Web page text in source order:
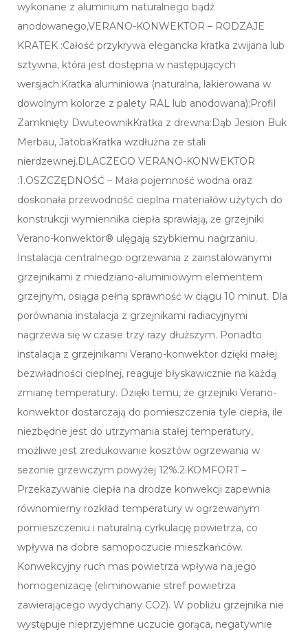
wykonane z aluminium naturalnego bądź
anodowanego,VERANO-KONWEKTOR – RODZAJE
KRATEK :Całość przykrywa elegancka kratka zwijana lub
sztywna, która jest dostępna w następujących
wersjach:Kratka aluminiowa (naturalna, lakierowana w
dowolnym kolorze z palety RAL lub anodowana);Profil
Zamknięty DwuteownikKratka z drewna:Dąb Jesion Buk
Merbau, JatobaKratka wzdłużna ze stali
nierdzewnej.DLACZEGO VERANO-KONWEKTOR
:1.OSZCZĘDNOŚĆ – Mała pojemność wodna oraz
doskonała przewodność cieplna materiałów użytych do
konstrukcji wymiennika ciepła sprawiają, że grzejniki
Verano-konwektor® ulęgają szybkiemu nagrzaniu.
Instalacja centralnego ogrzewania z zainstalowanymi
grzejnikami z miedziano-aluminiowym elementem
grzejnym, osiąga pełną sprawność w ciągu 10 minut. Dla
porównania instalacja z grzejnikami radiacyjnymi
nagrzewa się w czasie trzy razy dłuższym. Ponadto
instalacja z grzejnikami Verano-konwektor dzięki małej
bezwładności cieplnej, reaguje błyskawicznie na każdą
zmianę temperatury. Dzięki temu, że grzejniki Verano-
konwektor dostarczają do pomieszczenia tyle ciepła, ile
niezbędne jest do utrzymania stałej temperatury,
możliwe jest zredukowanie kosztów ogrzewania w
sezonie grzewczym powyżej 12%.2.KOMFORT –
Przekazywanie ciepła na drodze konwekcji zapewnia
równomierny rozkład temperatury w ogrzewanym
pomieszczeniu i naturalną cyrkulację powietrza, co
wpływa na dobre samopoczucie mieszkańców.
Konwekcyjny ruch mas powietrza wpływa na jego
homogenizację (eliminowanie stref powietrza
zawierającego wydychany CO2). W pobliżu grzejnika nie
występuje nieprzyjemne uczucie gorąca, negatywnie